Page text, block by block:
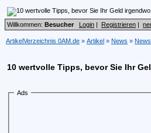
Willkommen: Besucher Login | Registrieren |
ArtikelVerzeichnis 0AM.de » Artikel » News »
10 wertvolle Tipps, bevor Sie Ihr
Ads